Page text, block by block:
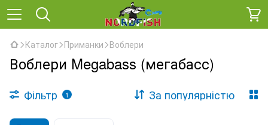
Каталог Приманки Воблери
Воблери Megabass (мегабасс)
Фільтр 1 За популярністю